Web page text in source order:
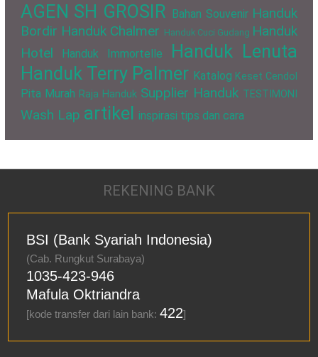
AGEN SH GROSIR Bahan Souvenir Handuk
Bordir Handuk Chalmer Handuk Cuci Gudang Handuk
Hotel
Handuk Immortelle
Handuk Lenuta
Handuk Terry Palmer Katalog Keset Cendol
Pita Murah Raja Handuk Supplier Handuk TESTIMONI
Wash Lap artikel inspirasi tips dan cara
REKENING BANK
BSI (Bank Syariah Indonesia)
(Cab. Rungkut Surabaya)
1035-423-946
Mafula Oktriandra
[kode transfer dari lain bank:422]